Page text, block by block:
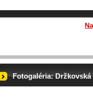
Fotogaléria: Držkovská